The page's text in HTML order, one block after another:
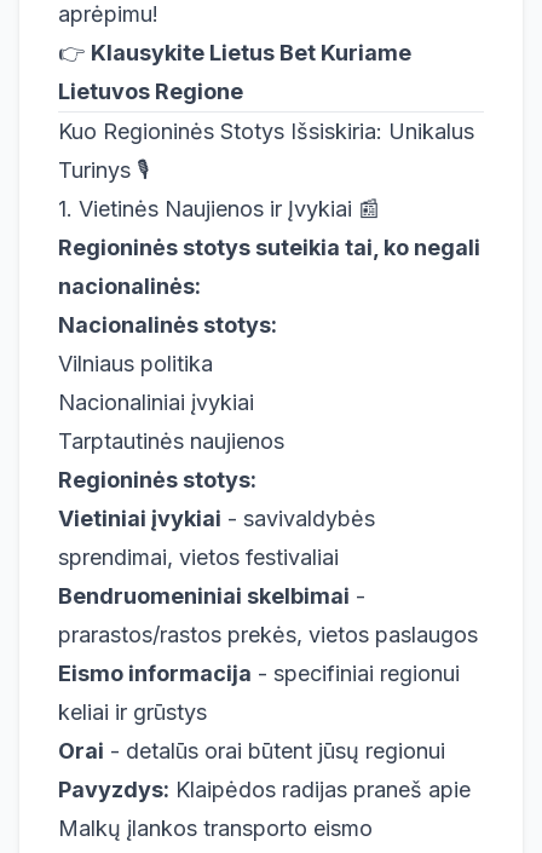
aprėpimu!
👉 Klausykite Lietus Bet Kuriame
Lietuvos Regione
Kuo Regioninės Stotys Išsiskiria: Unikalus
Turinys 🎙️
1. Vietinės Naujienos ir Įvykiai 📰
Regioninės stotys suteikia tai, ko negali
nacionalinės:
Nacionalinės stotys:
Vilniaus politika
Nacionaliniai įvykiai
Tarptautinės naujienos
Regioninės stotys:
Vietiniai įvykiai - savivaldybės
sprendimai, vietos festivaliai
Bendruomeniniai skelbimai -
prarastos/rastos prekės, vietos paslaugos
Eismo informacija - specifiniai regionui
keliai ir grūstys
Orai - detalūs orai būtent jūsų regionui
Pavyzdys: Klaipėdos radijas praneš apie
Malkų įlankos transporto eismo